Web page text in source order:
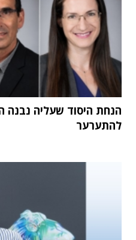
הנחת היסוד שעליה נבנה
להתערער